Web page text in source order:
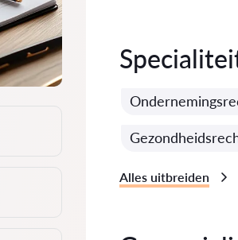
Alles uitbreiden